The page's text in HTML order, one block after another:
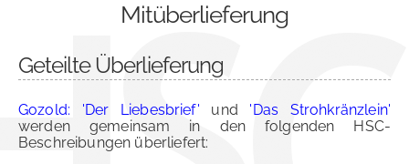
Mitüberlieferung
Geteilte Überlieferung
Gozold: 'Der Liebesbrief' und 'Das Strohkränzlein'
werden gemeinsam in den folgenden HSC-
Beschreibungen überliefert: